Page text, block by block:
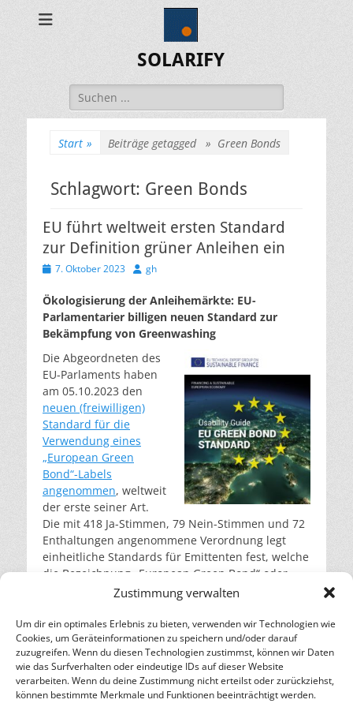
Zustimmung verwalten
Um dir ein optimales Erlebnis zu bieten, verwenden wir Technologien wie
Cookies, um Geräteinformationen zu speichern und/oder darauf
zuzugreifen. Wenn du diesen Technologien zustimmst, können wir Daten
wie das Surfverhalten oder eindeutige IDs auf dieser Website
verarbeiten. Wenn du deine Zustimmung nicht erteilst oder zurückziehst,
können bestimmte Merkmale und Funktionen beeinträchtigt werden.
SOLARIFY
Suchen
nach:
Start » Beiträge getagged » Green Bonds
Schlagwort: Green Bonds
EU führt weltweit ersten Standard
zur Definition grüner Anleihen ein
Veröffentlicht
7. Oktober 2023 Autor
gh
Ökologisierung der Anleihemärkte: EU-
Parlamentarier billigen neuen Standard zur
Bekämpfung von Greenwashing
Die Abgeordneten des
EU-Parlaments haben
am 05.10.2023 den
neuen (freiwilligen)
Standard für die
Verwendung eines
„European Green
Bond“-Labels
angenommen, weltweit
der erste seiner Art.
Die mit 418 Ja-Stimmen, 79 Nein-Stimmen und 72
Enthaltungen angenommene Verordnung legt
einheitliche Standards für Emittenten fest, welche
die Bezeichnung „European Green Bond“ oder
„EuGB“ für die Vermarktung ihrer Anleihe
Usability Guide for EU Green Bonds – Titel ©
finance.ec.europa.eu)weiterlesen…
– Energie für die Zukunft –